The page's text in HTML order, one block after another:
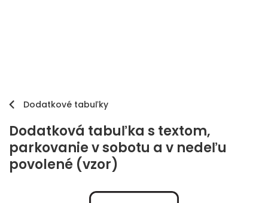
Dodatkové tabuľky
Dodatková tabuľka s textom,
parkovanie v sobotu a v nedeľu
povolené (vzor)